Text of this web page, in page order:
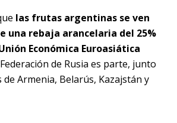
las frutas argentinas se ven
una rebaja arancelaria del 25%
Económica Euroasiática
de Rusia es parte, junto
de Armenia, Belarús, Kazajstán y